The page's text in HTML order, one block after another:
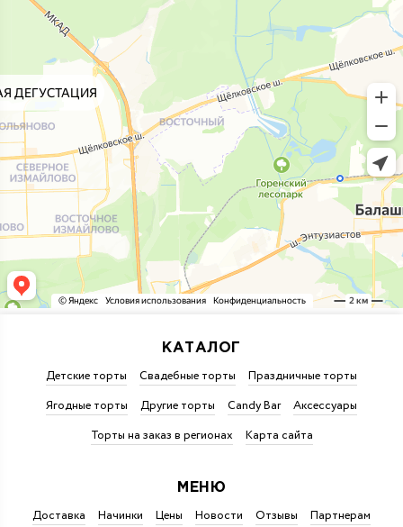
КАТАЛОГ
Детские торты Свадебные торты
Праздничные торты
Ягодные торты
Другие торты Candy Bar
Аксессуары
Торты на заказ в регионах
Карта сайта
МЕНЮ
Доставка Начинки Цены Новости Отзывы Партнерам